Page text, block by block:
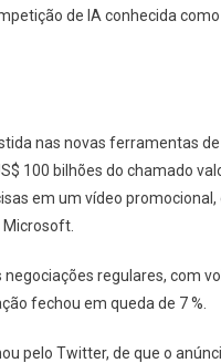
de IA conhecida
nas novas ferramentas
100 bilhões do chamado
em um vídeo
regulares, com
fechou em queda de 7 %.
pelo Twitter, de que o